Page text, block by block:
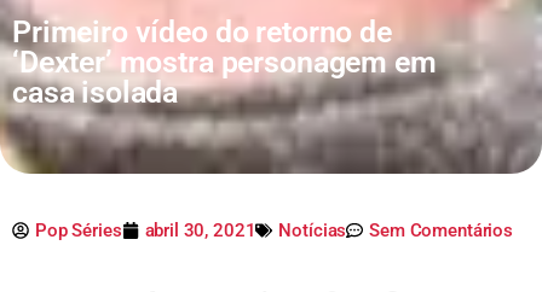
Primeiro vídeo do retorno de
‘Dexter’ mostra personagem em
casa isolada
Pop Séries abril 30, 2021 Notícias Sem Comentários